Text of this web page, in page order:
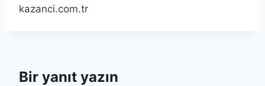
kazanci.com.tr
Bir yanıt yazın